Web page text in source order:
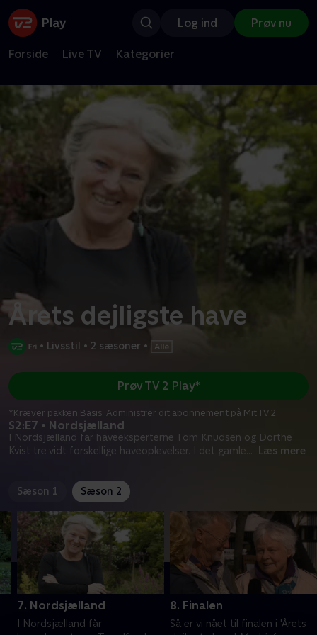
Log ind Prøv nu
Forside Live TV Kategorier
Årets dejligste have
• Livsstil • 2 sæsoner •
S2:E7 • Nordsjælland
I Nordsjælland får haveeksperterne Tom Knudsen og Dorthe
Kvist tre vidt forskellige haveoplevelser. I det gamle ... Læs mere
Prøv TV 2 Play*
*Kræver pakken Basis. Administrer dit abonnement på Mit TV 2.
Sæson 1 Sæson 2
7. Nordsjælland
I Nordsjælland får
8. Finalen
Så er vi nået til finalen i 'Årets